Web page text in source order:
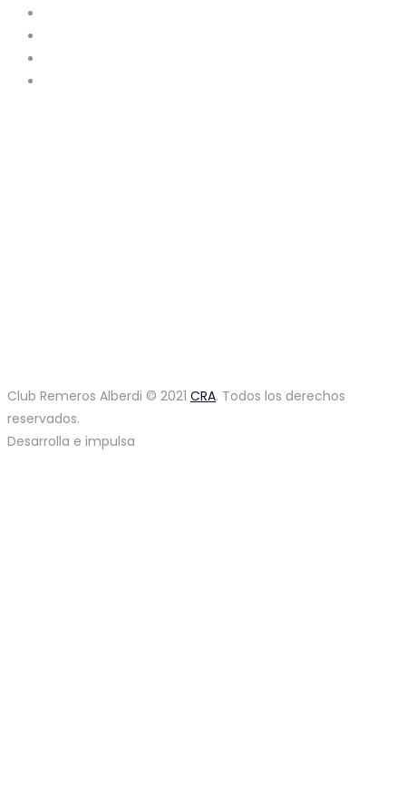
Club Remeros Alberdi © 2021 CRA. Todos los derechos
reservados.
Desarrolla e impulsa